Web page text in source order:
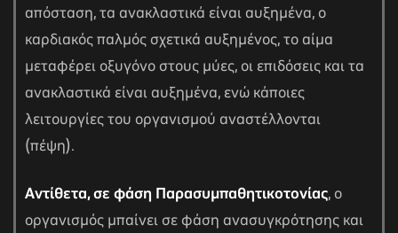
απόσταση, τα ανακλαστικά είναι αυξημένα, ο
καρδιακός παλμός σχετικά αυξημένος, το αίμα
μεταφέρει οξυγόνο στους μύες, οι επιδόσεις και τα
ανακλαστικά είναι αυξημένα, ενώ κάποιες
λειτουργίες του οργανισμού αναστέλλονται
(πέψη).
Αντίθετα, σε φάση Παρασυμπαθητικοτονίας, ο
οργανισμός μπαίνει σε φάση ανασυγκρότησης και